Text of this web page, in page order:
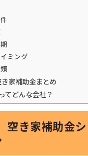
ミング
家補助金まとめ
てどんな会社？
空き家補助金